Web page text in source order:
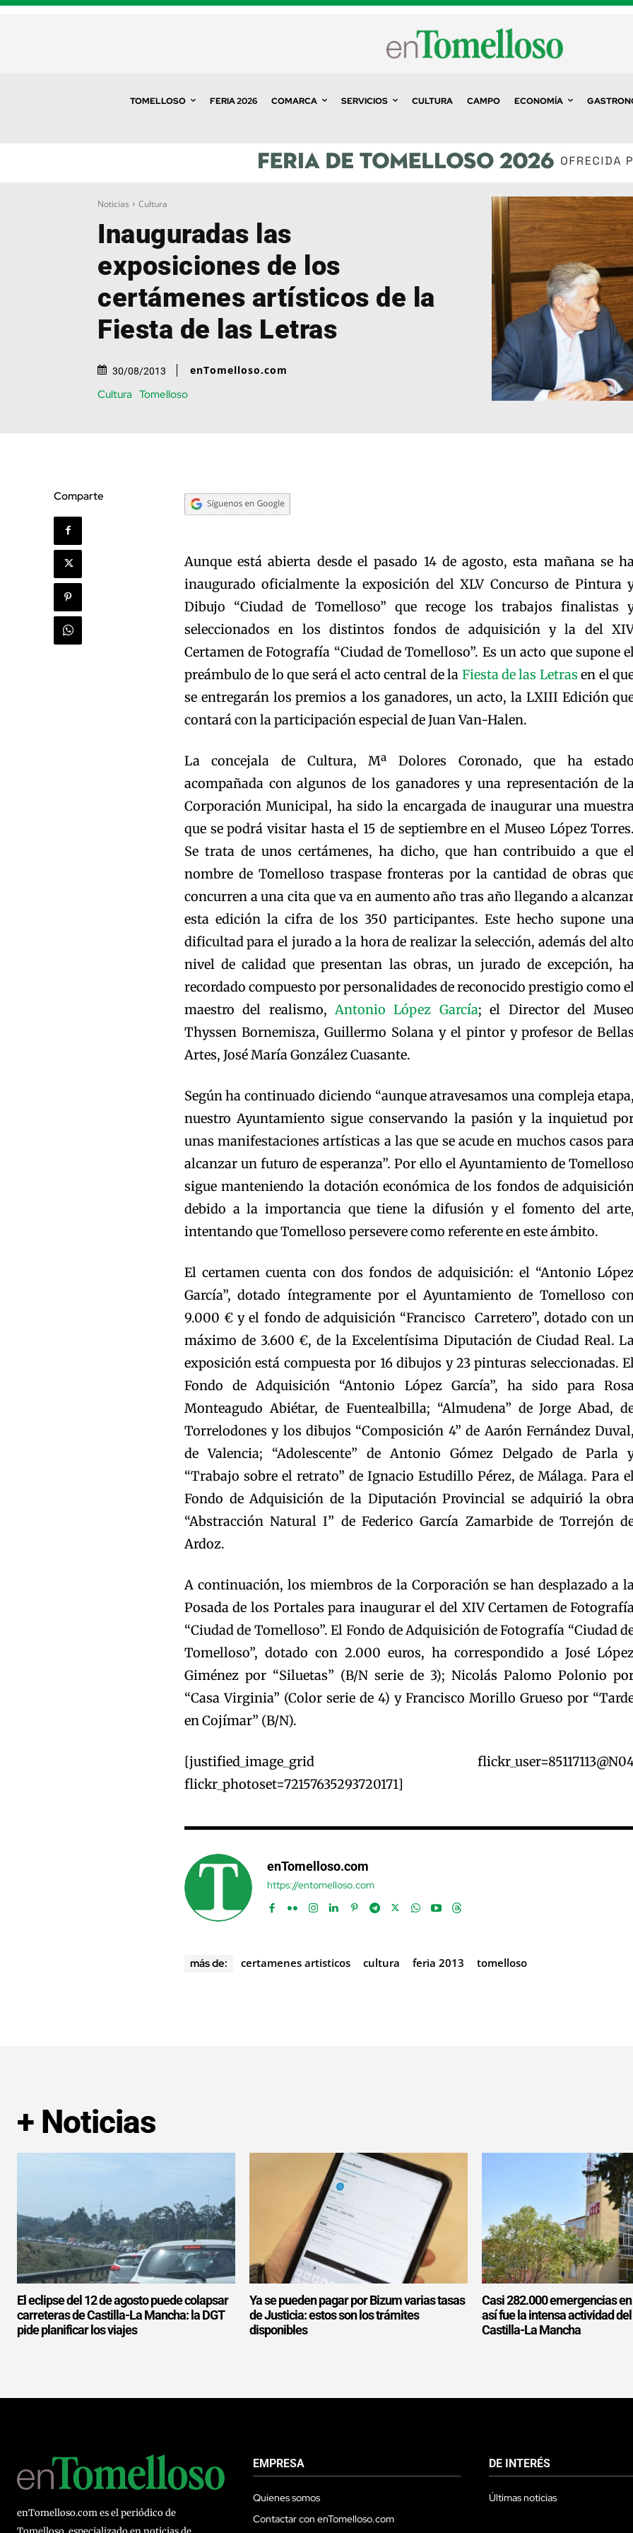
TOMELLOSO FERIA 2026 COMARCA SERVICIOS CULTURA CAMPO ECONOMÍA
Noticias Cultura
Inauguradas las
exposiciones de los
certámenes artísticos de la
Fiesta de las Letras
30/08/2013 enTomelloso.com
Cultura Tomelloso
Comparte
Aunque está abierta desde el pasado 14 de agosto, esta mañana se ha
inaugurado oficialmente la exposición del XLV Concurso de Pintura
Dibujo “Ciudad de Tomelloso” que recoge los trabajos finalistas
seleccionados en los distintos fondos de adquisición y la del
Certamen de Fotografía “Ciudad de Tomelloso”. Es un acto que supone el
preámbulo de lo que será el acto central de la Fiesta de las Letras en el
se entregarán los premios a los ganadores, un acto, la LXIII Edición
contará con la participación especial de Juan Van-Halen.
La concejala de Cultura, Mª Dolores Coronado, que ha estado
acompañada con algunos de los ganadores y una representación de la
Corporación Municipal, ha sido la encargada de inaugurar una muestra
que se podrá visitar hasta el 15 de septiembre en el Museo López Torres.
Se trata de unos certámenes, ha dicho, que han contribuido a que el
nombre de Tomelloso traspase fronteras por la cantidad de obras
concurren a una cita que va en aumento año tras año llegando a
esta edición la cifra de los 350 participantes. Este hecho supone una
dificultad para el jurado a la hora de realizar la selección, además del alto
nivel de calidad que presentan las obras, un jurado de excepción, ha
recordado compuesto por personalidades de reconocido prestigio como el
maestro del realismo, Antonio López García; el Director del Museo
Thyssen Bornemisza, Guillermo Solana y el pintor y profesor de Bellas
Artes, José María González Cuasante.
Según ha continuado diciendo “aunque atravesamos una compleja etapa,
nuestro Ayuntamiento sigue conservando la pasión y la inquietud
unas manifestaciones artísticas a las que se acude en muchos casos para
alcanzar un futuro de esperanza”. Por ello el Ayuntamiento de Tomelloso
sigue manteniendo la dotación económica de los fondos de adquisición
debido a la importancia que tiene la difusión y el fomento del arte,
intentando que Tomelloso persevere como referente en este ámbito.
El certamen cuenta con dos fondos de adquisición: el “Antonio
García”, dotado íntegramente por el Ayuntamiento de Tomelloso con
9.000 € y el fondo de adquisición “Francisco Carretero”, dotado con un
máximo de 3.600 €, de la Excelentísima Diputación de Ciudad Real. La
exposición está compuesta por 16 dibujos y 23 pinturas seleccionadas. El
Fondo de Adquisición “Antonio López García”, ha sido para Rosa
Monteagudo Abiétar, de Fuentealbilla; “Almudena” de Jorge Abad,
Torrelodones y los dibujos “Composición 4” de Aarón Fernández Duval,
de Valencia; “Adolescente” de Antonio Gómez Delgado de Parla
“Trabajo sobre el retrato” de Ignacio Estudillo Pérez, de Málaga. Para el
Fondo de Adquisición de la Diputación Provincial se adquirió la obra
“Abstracción Natural I” de Federico García Zamarbide de Torrejón
Ardoz.
A continuación, los miembros de la Corporación se han desplazado a la
Posada de los Portales para inaugurar el del XIV Certamen de Fotografía
“Ciudad de Tomelloso”. El Fondo de Adquisición de Fotografía “Ciudad
Tomelloso”, dotado con 2.000 euros, ha correspondido a José
Giménez por “Siluetas” (B/N serie de 3); Nicolás Palomo Polonio
“Casa Virginia” (Color serie de 4) y Francisco Morillo Grueso por
en Cojímar” (B/N).
[justified_image_grid
flickr_photoset=72157635293720171]
enTomelloso.com
https://entomelloso.com
más de: certamenes artisticos cultura feria 2013 tomelloso
+ Noticias
El eclipse del 12 de agosto puede colapsar
carreteras de Castilla-La Mancha: la DGT
pide planificar los viajes
Ya se pueden pagar por Bizum varias tasas
de Justicia: estos son los trámites
disponibles
Casi 282.000 emergencias
así fue la intensa actividad
Castilla-La Mancha
enTomelloso.com es el periódico de
EMPRESA
Quienes somos
Contactar con enTomelloso.com
DE INTERÉS
Últimas noticias